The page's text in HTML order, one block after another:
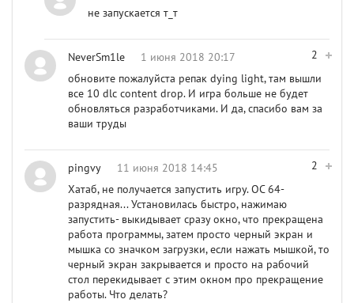
не запускается т_т
2
NeverSm1le
1 июня 2018 20:17
обновите пожалуйста репак dying light, там вышли
все 10 dlc content drop. И игра больше не будет
обновляться разработчиками. И да, спасибо вам за
ваши труды
2
pingvy
11 июня 2018 14:45
Хатаб, не получается запустить игру. ОС 64-
разрядная... Установилась быстро, нажимаю
запустить- выкидывает сразу окно, что прекращена
работа программы, затем просто черный экран и
мышка со значком загрузки, если нажать мышкой, то
черный экран закрывается и просто на рабочий
стол перекидывает с этим окном про прекращение
работы. Что делать?